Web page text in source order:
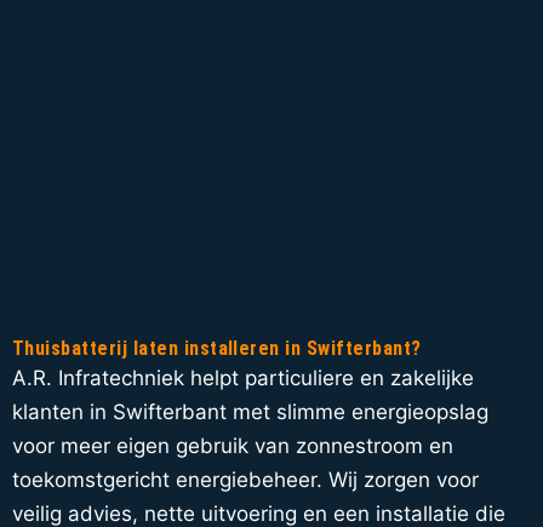
Thuisbatterij laten installeren in Swifterbant?
A.R. Infratechniek helpt particuliere en zakelijke
klanten in Swifterbant met slimme energieopslag
voor meer eigen gebruik van zonnestroom en
toekomstgericht energiebeheer. Wij zorgen voor
veilig advies, nette uitvoering en een installatie die